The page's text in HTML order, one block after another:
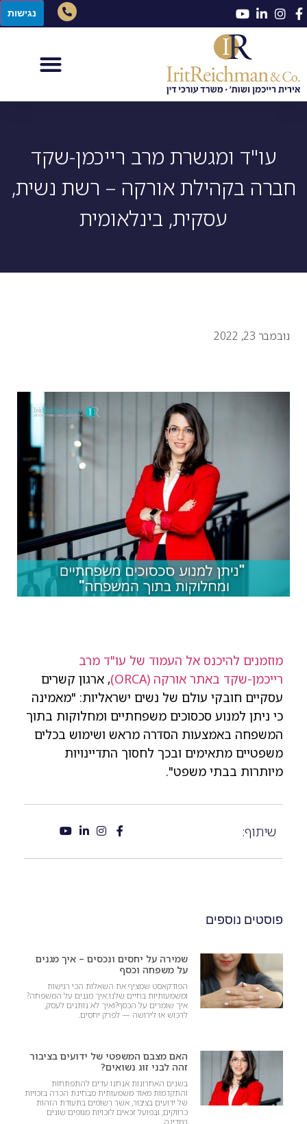
עו"ד ומגשרת מרב רייכמן-שקד
חברה בקהילת אורקה – רשת נשית,
עסקית, בינלאומית
נובמבר 23, 2022
מוזמנים להיכנס אל העמוד של עו"ד מרב
רייכמן-שקד באתר אורקה (ORCA)
, ארגון קשרים
עסקיים חובקי עולם של נשים ישראליות: "מאמינה
כי ניתן למנוע סכסוכים משפחתיים ומחלוקות בתוך
המשפחה באמצעות הסדרה מראש ושימוש בכלים
משפטיים מתאימים ובכך לחסוך התדיינויות
מיותרות בבתי משפט".
שיתוף:
פוסטים נוספים
שמירה על יחסים ונכסים – איך מגנים
על משפחה וכסף
הפודקאסט שמציף את השאלות הכי רגישות
ומשמעותיות בחיים שלנו:איך מגנים על המשפחה?
איך שומרים על הכסף?ואיך לא נותנים לעסק,
לרכוש או לירושה — לפרק יחסים.
האם מצבם המשפטי של ידועים בציבור
זהה לבני זוג נשואים?
בשנים האחרונות אנחנו עדים להתפתחות
והתקדמות מאוד משמעותית מבחינת הכרה בזכויות
של ידועים בציבור, אשר רשומים בתעודת הזהות
כרווקים, ובפועל זכאים לזכויות מגופים שונים
נגישות